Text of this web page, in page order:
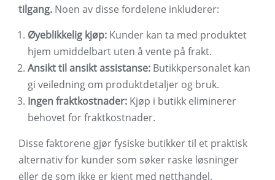
tilgang. Noen av disse fordelene inkluderer:
Øyeblikkelig kjøp: Kunder kan ta med produktet
hjem umiddelbart uten å vente på frakt.
Ansikt til ansikt assistanse: Butikkpersonalet kan
gi veiledning om produktdetaljer og bruk.
Ingen fraktkostnader: Kjøp i butikk eliminerer
behovet for fraktkostnader.
Disse faktorene gjør fysiske butikker til et praktisk
alternativ for kunder som søker raske løsninger
eller de som ikke er kjent med netthandel.